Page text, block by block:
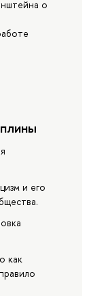
о
и его
как